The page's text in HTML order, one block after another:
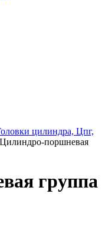
цилиндра, Цпг,
Цилиндро-поршневая
группа